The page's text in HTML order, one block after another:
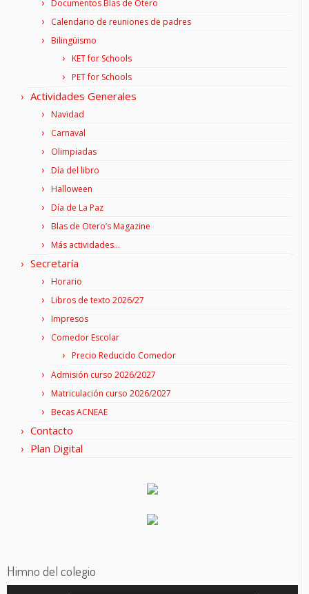
Documentos Blas de Otero
Calendario de reuniones de padres
Bilingüismo
KET for Schools
PET for Schools
Actividades Generales
Navidad
Carnaval
Olimpiadas
Día del libro
Halloween
Día de La Paz
Blas de Otero’s Magazine
Más actividades…
Secretaría
Horario
Libros de texto 2026/27
Impresos
Comedor Escolar
Precio Reducido Comedor
Admisión curso 2026/2027
Matriculación curso 2026/2027
Becas ACNEAE
Contacto
Plan Digital
Himno del colegio